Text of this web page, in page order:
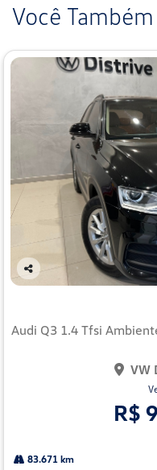
Você
Co
lhe
Audi Q3 1.4 Tfsi
VW
R$
83.671 km